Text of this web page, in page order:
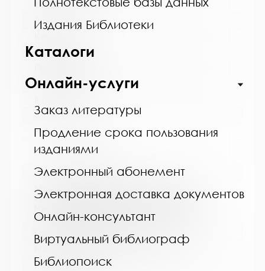
Издания Библиотеки
Каталоги
Онлайн-услуги
Заказ литературы
Продление срока пользования
изданиями
Электронный абонемент
Электронная доставка документов
Онлайн-консультант
Виртуальный библиограф
Библиопоиск
184042
Город:
Улица, дом:
Телефон:
www:
http://cbskanda.ru
Название библиотеки:
Муниципальное бюджетное учреждение
культуры "Кольская детская библиотека"
муниципальный округ Мурманской области
Сокращенное название:
МБУК "Кольская детская библиотека"
Почтовый индекс: